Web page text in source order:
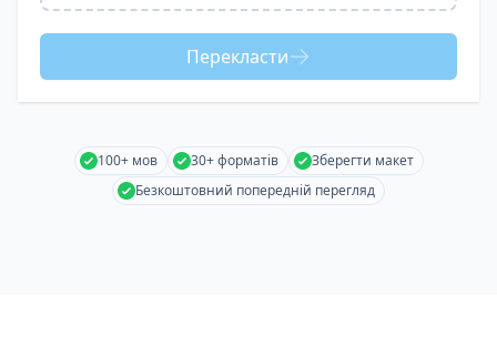
Перекласти
100+ мов 30+ форматів
Зберегти макет
Безкоштовний попередній перегляд